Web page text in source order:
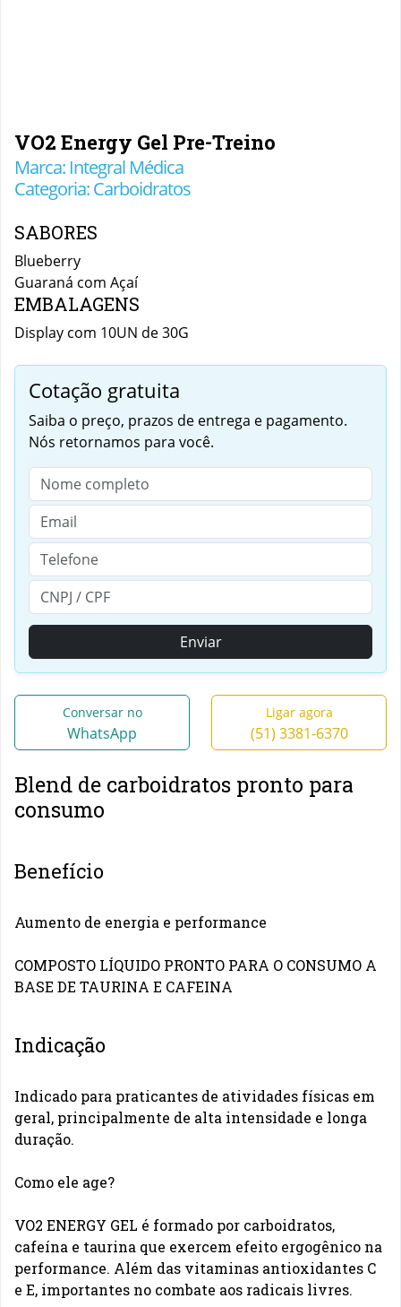
VO2 Energy Gel Pre-Treino
Marca: Integral Médica
Categoria: Carboidratos
SABORES
Blueberry
Guaraná com Açaí
EMBALAGENS
Display com 10UN de 30G
Cotação gratuita
Saiba o preço, prazos de entrega e pagamento.
Nós retornamos para você.
Enviar
Conversar no
WhatsApp
Ligar agora
(51) 3381-6370
Blend de carboidratos pronto para
consumo
Benefício
Aumento de energia e performance
COMPOSTO LÍQUIDO PRONTO PARA O CONSUMO A
BASE DE TAURINA E CAFEINA
Indicação
Indicado para praticantes de atividades físicas em
geral, principalmente de alta intensidade e longa
duração.
Como ele age?
VO2 ENERGY GEL é formado por carboidratos,
cafeína e taurina que exercem efeito ergogênico na
performance. Além das vitaminas antioxidantes C
e E, importantes no combate aos radicais livres.